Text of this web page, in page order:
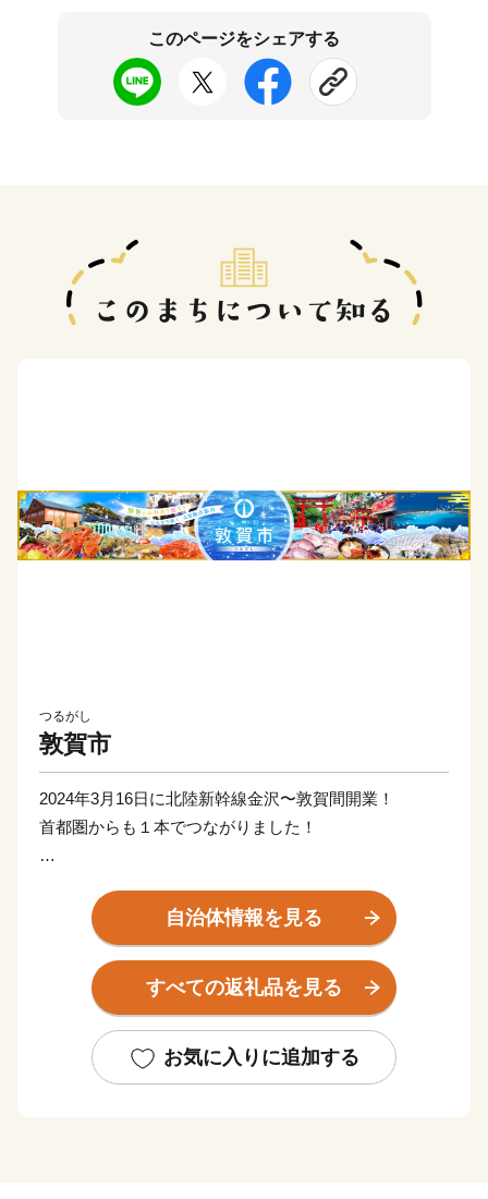
このページをシェアする
つるがし
敦賀市
2024年3月16日に北陸新幹線金沢〜敦賀間開業！
首都圏からも１本でつながりました！
原」やラムサール条約湿地「中池見湿地」。
100年以上の歴史を誇り鉄道ファンの聖地ともされてい
る、衣掛山のループ線や山中隧道をはじめとする鉄道遺
産群。
日本最北限、甘さが自慢の「東浦みかん」。
”御食国”のルーツとして、食物の神・伊奢沙別神（いさ
自治体情報を見る
すべての返礼品を見る
お気に入りに追加する